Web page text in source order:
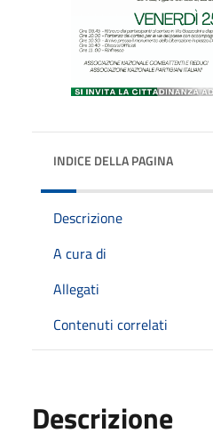
INDICE DELLA PAGINA
Descrizione
A cura di
Allegati
Contenuti correlati
Descrizione